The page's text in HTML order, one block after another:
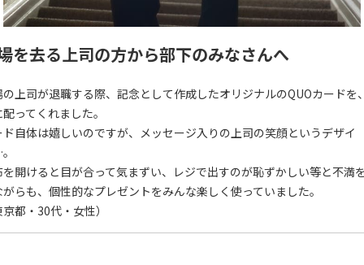
を去る上司の方から部下のみなさんへ
の上司が退職する際、記念として作成したオリジナルのQUOカードを
ってくれました。
ド自体は嬉しいのですが、メッセージ入りの上司の笑顔というデザイ
を開けると目が合って気まずい、レジで出すのが恥ずかしい等と不満
らも、個性的なプレゼントをみんな楽しく使っていました。
都・30代・女性）